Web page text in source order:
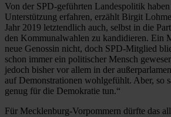
Von der SPD-geführten Landespolitik
Unterstützung erfahren, erzählt Birgit
Jahr 2019 letztendlich auch, selbst in die
den Kommunalwahlen zu ­kandidieren. Ein
neue Genossin nicht, doch SPD-Mitglied
schon immer ein politischer Mensch
jedoch bisher vor allem in der
auf Demonstrationen wohlgefühlt. Aber, so
genug für die Demokratie tun.“
Für Mecklenburg-Vorpommern dürfte das